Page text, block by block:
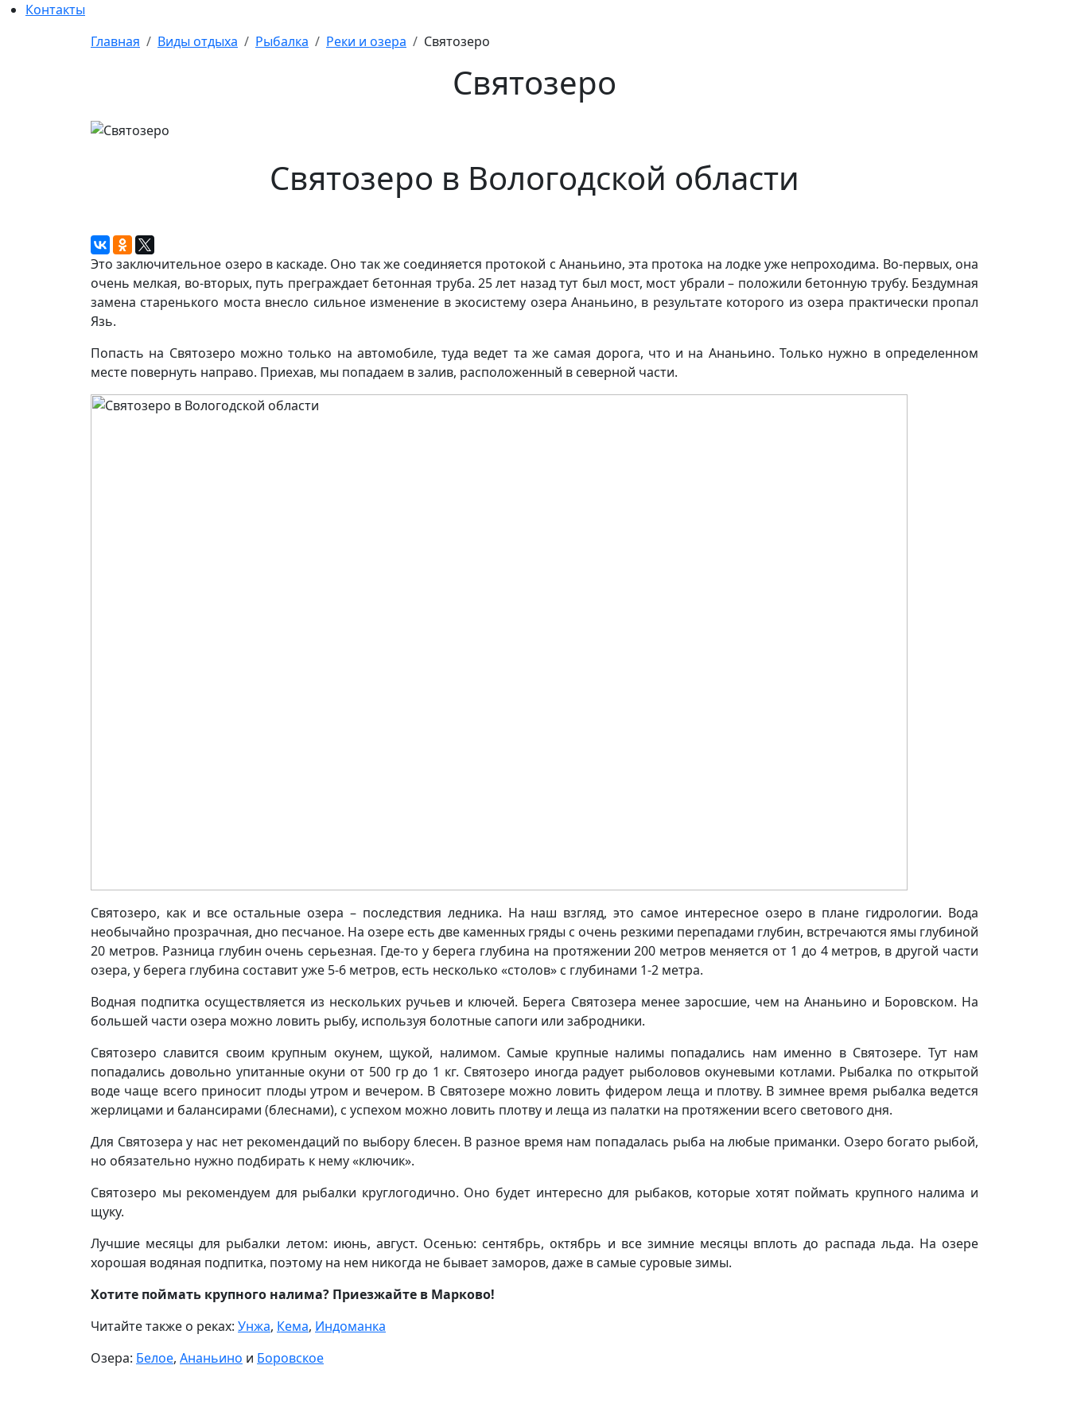
Контакты
Главная
Виды отдыха Рыбалка Реки и озера Святозеро
Святозеро
Святозеро в Вологодской области
Это заключительное озеро в каскаде. Оно так же соединяется протокой с Ананьино, эта протока на лодке уже непроходима. Во-первых, она
очень мелкая, во-вторых, путь преграждает бетонная труба. 25 лет назад тут был мост, мост убрали – положили бетонную трубу. Бездумная
замена старенького моста внесло сильное изменение в экосистему озера Ананьино, в результате которого из озера практически пропал
Язь.
Попасть на Святозеро можно только на автомобиле, туда ведет та же самая дорога, что и на Ананьино. Только нужно в определенном
месте повернуть направо. Приехав, мы попадаем в залив, расположенный в северной части.
Святозеро, как и все остальные озера – последствия ледника. На наш взгляд, это самое интересное озеро в плане гидрологии. Вода
необычайно прозрачная, дно песчаное. На озере есть две каменных гряды с очень резкими перепадами глубин, встречаются ямы глубиной
20 метров. Разница глубин очень серьезная. Где-то у берега глубина на протяжении 200 метров меняется от 1 до 4 метров, в другой части
озера, у берега глубина составит уже 5-6 метров, есть несколько «столов» с глубинами 1-2 метра.
Водная подпитка осуществляется из нескольких ручьев и ключей. Берега Святозера менее заросшие, чем на Ананьино и Боровском. На
большей части озера можно ловить рыбу, используя болотные сапоги или забродники.
Святозеро славится своим крупным окунем, щукой, налимом. Самые крупные налимы попадались нам именно в Святозере. Тут нам
попадались довольно упитанные окуни от 500 гр до 1 кг. Святозеро иногда радует рыболовов окуневыми котлами. Рыбалка по открытой
воде чаще всего приносит плоды утром и вечером. В Святозере можно ловить фидером леща и плотву. В зимнее время рыбалка ведется
жерлицами и балансирами (блеснами), с успехом можно ловить плотву и леща из палатки на протяжении всего светового дня.
Для Святозера у нас нет рекомендаций по выбору блесен. В разное время нам попадалась рыба на любые приманки. Озеро богато рыбой,
но обязательно нужно подбирать к нему «ключик».
Святозеро мы рекомендуем для рыбалки круглогодично. Оно будет интересно для рыбаков, которые хотят поймать крупного налима и
щуку.
Лучшие месяцы для рыбалки летом: июнь, август. Осенью: сентябрь, октябрь и все зимние месяцы вплоть до распада льда. На озере
хорошая водяная подпитка, поэтому на нем никогда не бывает заморов, даже в самые суровые зимы.
Хотите поймать крупного налима? Приезжайте в Марково!
Читайте также о реках: Унжа, Кема, Индоманка
Озера: Белое, Ананьино и Боровское